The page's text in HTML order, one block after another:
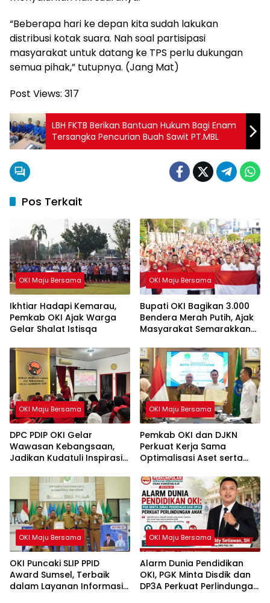
“Beberapa hari ke depan kita sudah lakukan
distribusi kotak suara. Nah soal partisipasi
masyarakat untuk datang ke TPS perlu dukungan
semua pihak,” tutupnya. (Jang Mat)
Post Views: 317
LBH FKTB Berikan Bantuan Hukum Bagi Enam
Tersangka Pencurian Buah Sawit PT.MBL
Pos Terkait
OKI Maju Bersama
Ikhtiar Hadapi Kemarau,
Pemkab OKI Ajak Warga
Gelar Shalat Istisqa
OKI Maju Bersama
Bupati OKI Bagikan 3.000
Bendera Merah Putih, Ajak
Masyarakat Semarakkan
OKI Maju Bersama
DPC PDIP OKI Gelar
Wawasan Kebangsaan,
Jadikan Kudatuli Inspirasi
OKI Maju Bersama
Pemkab OKI dan DJKN
Perkuat Kerja Sama
Optimalisasi Aset serta
OKI Maju Bersama
OKI Puncaki SLIP PPID
Award Sumsel, Terbaik
dalam Layanan Informasi
OKI Maju Bersama
Alarm Dunia Pendidikan
OKI, PGK Minta Disdik dan
DP3A Perkuat Perlindungan